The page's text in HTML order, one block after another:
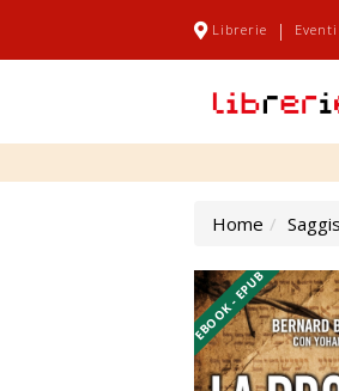
Librerie | Eventi
Home
EBOOK - EPUB